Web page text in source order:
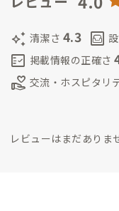
auto_awesome 清潔さ 4.3 living
fact_check 掲載情報の正確さ
volunteer_activism 交流・ホスピタリ
レビューはまだありま